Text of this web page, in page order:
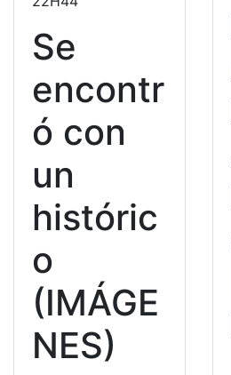
Se
encontr
ó con
un
históric
o
(IMÁGE
NES)